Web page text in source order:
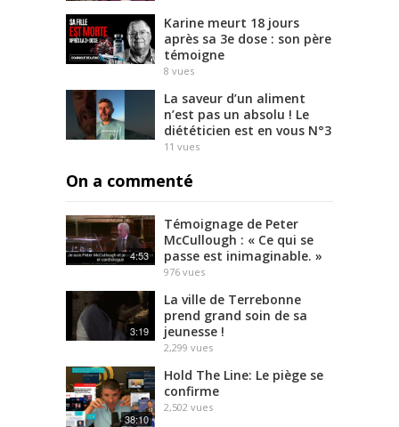
Karine meurt 18 jours
après sa 3e dose : son père
témoigne
8 vues
La saveur d’un aliment
n’est pas un absolu ! Le
diététicien est en vous N°3
11 vues
On a commenté
4:53
Témoignage de Peter
McCullough : « Ce qui se
passe est inimaginable. »
976 vues
3:19
La ville de Terrebonne
prend grand soin de sa
jeunesse !
2,299 vues
38:10
Hold The Line: Le piège se
confirme
2,502 vues